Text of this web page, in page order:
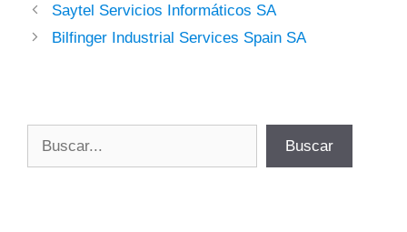
Saytel Servicios Informáticos SA
Bilfinger Industrial Services Spain SA
Buscar